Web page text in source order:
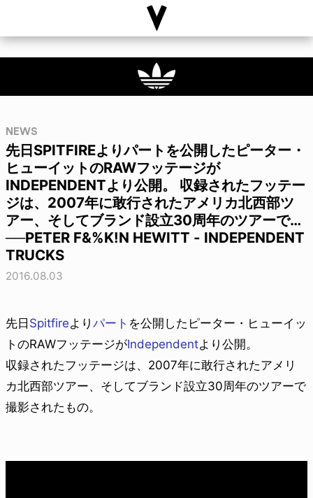
NEWS
先日SPITFIREよりパートを公開したピーター・
ヒューイットのRAWフッテージが
INDEPENDENTより公開。 収録されたフッテー
ジは、2007年に敢行されたアメリカ北西部ツ
アー、そしてブランド設立30周年のツアーで…
──PETER F&%K!N HEWITT - INDEPENDENT
TRUCKS
2016.08.03
先日 Spitfireより パート を公開したピーター・ヒューイッ
トのRAWフッテージがIndependentより公開。
収録されたフッテージは、2007年に敢行されたアメリ
カ北西部ツアー、そしてブランド設立30周年のツアーで
撮影されたもの。